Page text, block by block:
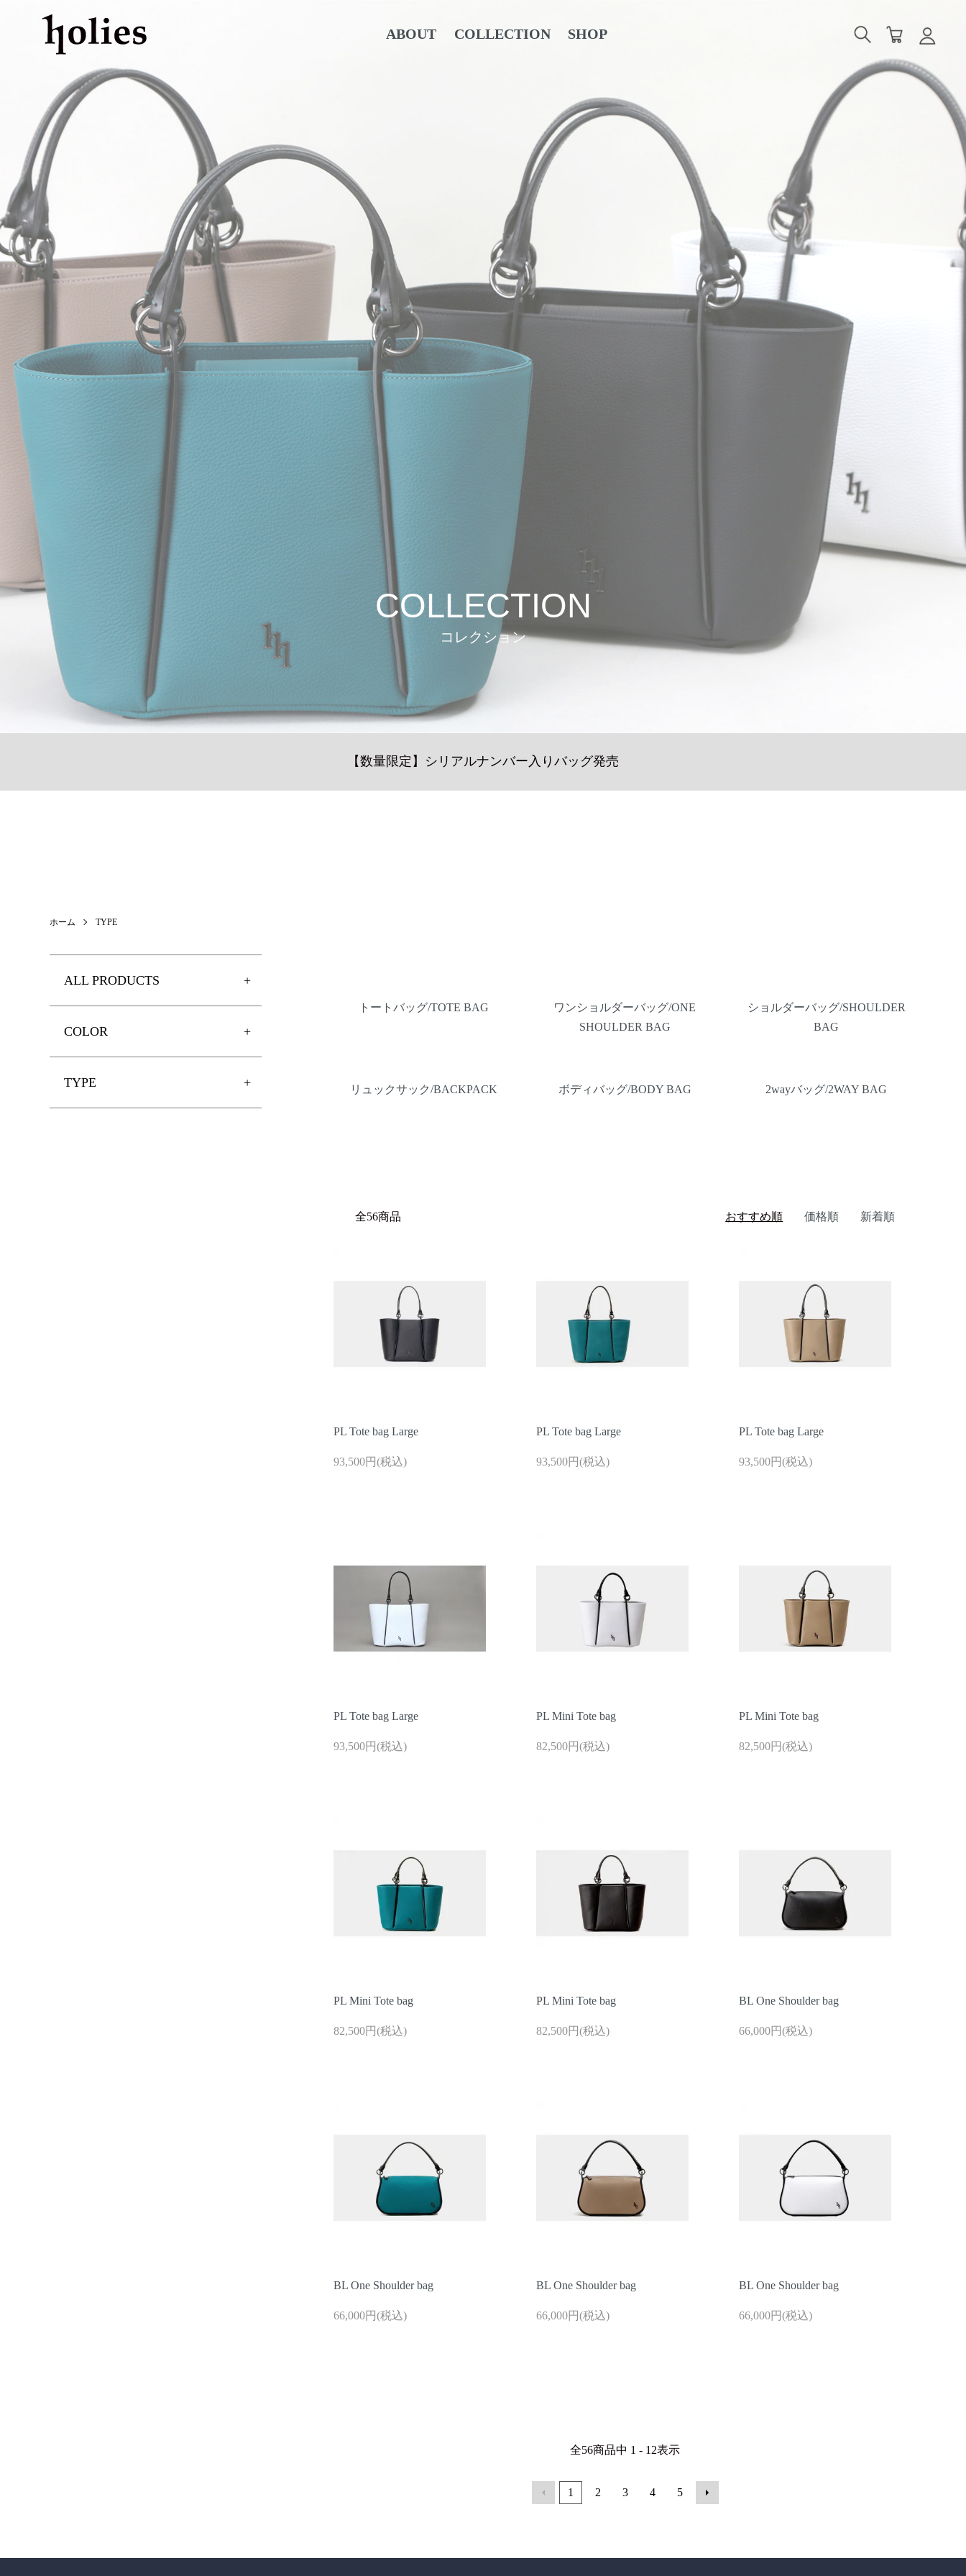
ABOUT COLLECTION SHOP
ログイン / 新規登録
お問い合わせ
COLLECTION
コレクション
【数量限定】シリアルナンバー入りバッグ発売
ホーム TYPE
トートバッグ/TOTE BAG
ワンショルダーバッグ/ONE
SHOULDER BAG
ショルダーバッグ/SHOULDER
BAG
リュックサック/BACKPACK ボディバッグ/BODY BAG 2wayバッグ/2WAY BAG
全56商品 おすすめ順 価格順 新着順
PL Tote bag Large
93,500円(税込)
PL Tote bag Large
93,500円(税込)
PL Tote bag Large
93,500円(税込)
PL Tote bag Large
93,500円(税込)
PL Mini Tote bag
82,500円(税込)
PL Mini Tote bag
82,500円(税込)
PL Mini Tote bag
82,500円(税込)
PL Mini Tote bag
82,500円(税込)
BL One Shoulder bag
66,000円(税込)
BL One Shoulder bag
66,000円(税込)
BL One Shoulder bag
66,000円(税込)
BL One Shoulder bag
66,000円(税込)
全56商品中 1 - 12表示
1 2 3 4 5
ALL PRODUCTS
COLOR
TYPE